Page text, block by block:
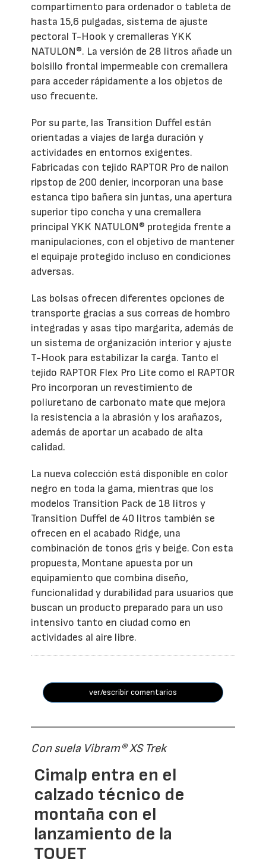
compartimento para ordenador o tableta de
hasta 15,6 pulgadas, sistema de ajuste
pectoral T-Hook y cremalleras YKK
NATULON®. La versión de 28 litros añade un
bolsillo frontal impermeable con cremallera
para acceder rápidamente a los objetos de
uso frecuente.
Por su parte, las Transition Duffel están
orientadas a viajes de larga duración y
actividades en entornos exigentes.
Fabricadas con tejido RAPTOR Pro de nailon
ripstop de 200 denier, incorporan una base
estanca tipo bañera sin juntas, una apertura
superior tipo concha y una cremallera
principal YKK NATULON® protegida frente a
manipulaciones, con el objetivo de mantener
el equipaje protegido incluso en condiciones
adversas.
Las bolsas ofrecen diferentes opciones de
transporte gracias a sus correas de hombro
integradas y asas tipo margarita, además de
un sistema de organización interior y ajuste
T-Hook para estabilizar la carga. Tanto el
tejido RAPTOR Flex Pro Lite como el RAPTOR
Pro incorporan un revestimiento de
poliuretano de carbonato mate que mejora
la resistencia a la abrasión y los arañazos,
además de aportar un acabado de alta
calidad.
La nueva colección está disponible en color
negro en toda la gama, mientras que los
modelos Transition Pack de 18 litros y
Transition Duffel de 40 litros también se
ofrecen en el acabado Ridge, una
combinación de tonos gris y beige. Con esta
propuesta, Montane apuesta por un
equipamiento que combina diseño,
funcionalidad y durabilidad para usuarios que
buscan un producto preparado para un uso
intensivo tanto en ciudad como en
actividades al aire libre.
ver/escribir comentarios
Con suela Vibram® XS Trek
Cimalp entra en el
calzado técnico de
montaña con el
lanzamiento de la
TOUET